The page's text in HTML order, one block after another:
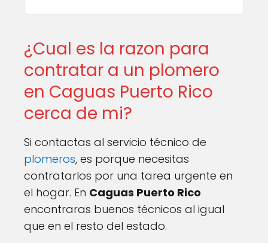
¿Cual es la razon para
contratar a un plomero
en Caguas Puerto Rico
cerca de mi?
Si contactas al servicio técnico de
plomeros, es porque necesitas
contratarlos por una tarea urgente en
el hogar. En Caguas Puerto Rico
encontraras buenos técnicos al igual
que en el resto del estado.